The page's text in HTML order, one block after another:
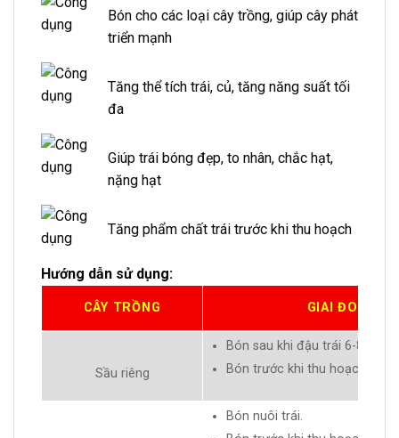
Bón cho các loại cây trồng, giúp cây phát
triển mạnh
Tăng thể tích trái, củ, tăng năng suất tối
đa
Giúp trái bóng đẹp, to nhân, chắc hạt,
nặng hạt
Tăng phẩm chất trái trước khi thu hoạch
Hướng dẫn sử dụng:
CÂY TRỒNG GIAI ĐOẠN
Sầu riêng
Bón sau khi đậu trái 6-8 tuần.
Bón trước khi thu hoạch 30-
Bón nuôi trái.